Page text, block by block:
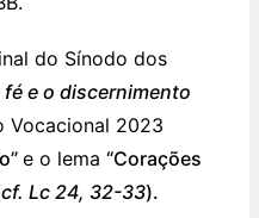
do Sínodo dos
fé e o discernimento
Vocacional 2023
e o lema “Corações
cf. Lc 24, 32-33).